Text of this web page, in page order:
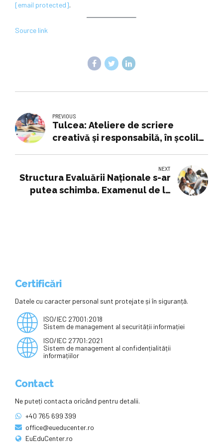
[email protected].
Source link
PREVIOUS
Tulcea: Ateliere de scriere
creativă și responsabilă, în școlile
NEXT
Structura Evaluării Naționale s-ar
putea schimba. Examenul de la
Certificări
Datele cu caracter personal sunt protejate și în siguranță.
ISO/IEC 27001:2018
Sistem de management al securității informației
ISO/IEC 27701:2021
Sistem de management al confidențialității
informațiilor
Contact
Ne puteți contacta oricând pentru detalii.
+40 765 699 399
office@eueducenter.ro
EuEduCenter.ro